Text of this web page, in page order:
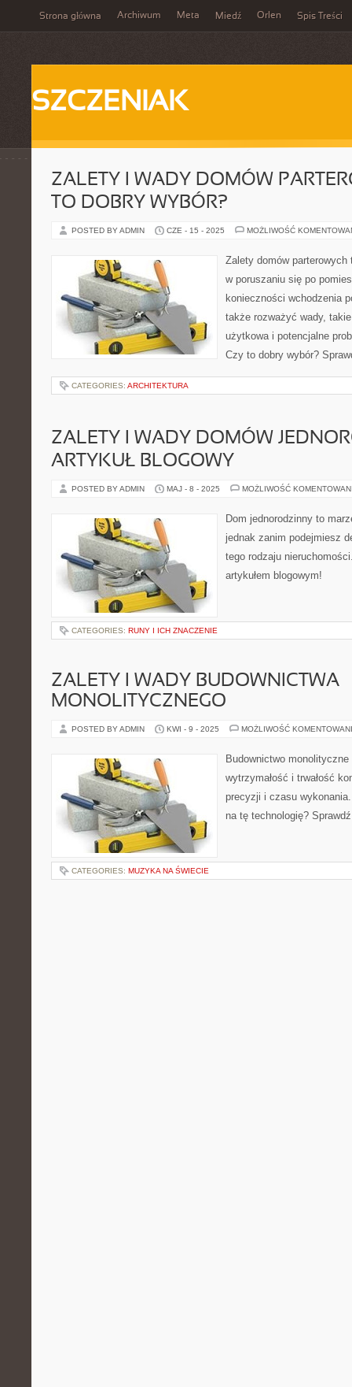
Strona główna Archiwum Meta Miedź Orlen Spis Treści
SZCZENIAK
ZALETY I WADY DOMÓW
TO DOBRY WYBÓR?
POSTED BY ADMIN CZE - 15 - 2025 MOŻLIWOŚĆ
Zalety domów
w poruszaniu się po
konieczności wchodzenia
także rozważyć wady,
użytkowa i potencjalne
Czy to dobry wybór?
CATEGORIES: ARCHITEKTURA
ZALETY I WADY DOMÓW
ARTYKUŁ BLOGOWY
POSTED BY ADMIN MAJ - 8 - 2025 MOŻLIWOŚĆ
Dom jednorodzinny to
jednak zanim podejmiesz
tego rodzaju
artykułem blogowym!
CATEGORIES: RUNY I ICH ZNACZENIE
ZALETY I WADY BUDOWNICTWA
MONOLITYCZNEGO
POSTED BY ADMIN KWI - 9 - 2025 MOŻLIWOŚĆ
Budownictwo
wytrzymałość i trwałość
precyzji i czasu
na tę technologię?
CATEGORIES: MUZYKA NA ŚWIECIE